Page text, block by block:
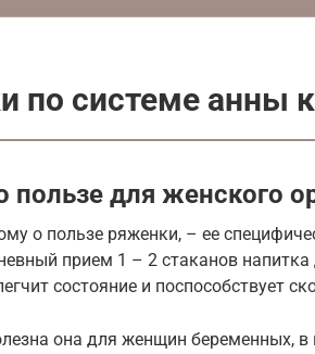
по системе анны
пользе для женского
о пользе ряженки, – ее
прием 1 – 2 стаканов
состояние и поспособствует
она для женщин беременных, в